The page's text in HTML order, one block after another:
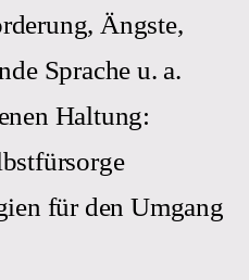
Ängste,
Sprache u. a.
Haltung:
für den Umgang